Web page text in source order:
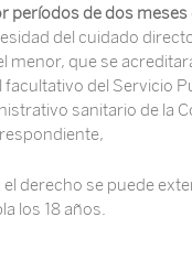
períodos de dos meses
del cuidado
menor, que se
facultativo del Servicio
sanitario de la
derecho se puede
los 18 años.